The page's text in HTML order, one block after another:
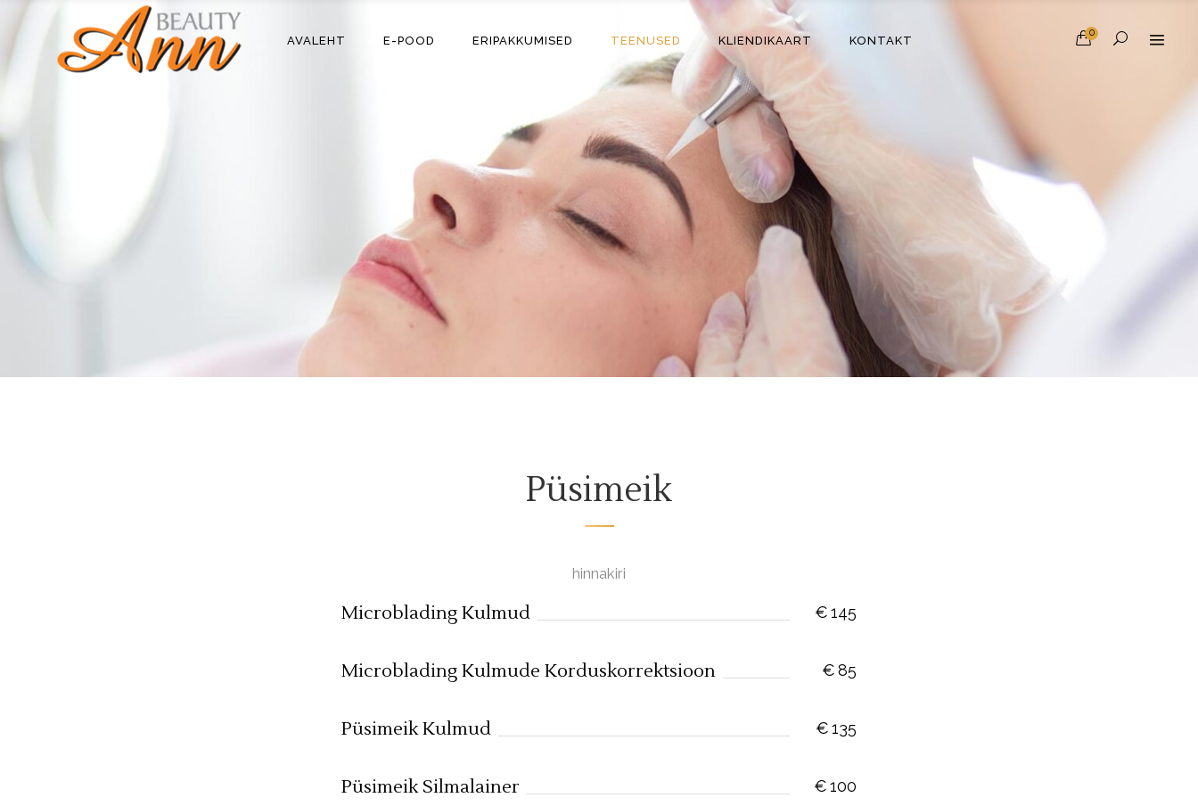
AVALEHT E-POOD ERIPAKKUMISED TEENUSED KLIENDIKAART KONTAKT
0
Püsimeik
hinnakiri
Microblading Kulmud €145
Microblading Kulmude Korduskorrektsioon €85
Püsimeik Kulmud €135
Püsimeik Silmalainer €100